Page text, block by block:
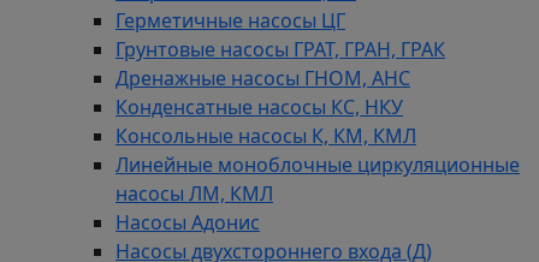
Герметичные насосы ЦГ
Грунтовые насосы ГРАТ, ГРАН, ГРАК
Дренажные насосы ГНОМ, АНС
Конденсатные насосы КС, НКУ
Консольные насосы К, КМ, КМЛ
Линейные моноблочные циркуляционные
насосы ЛМ, КМЛ
Насосы Адонис
Насосы двухстороннего входа (Д)